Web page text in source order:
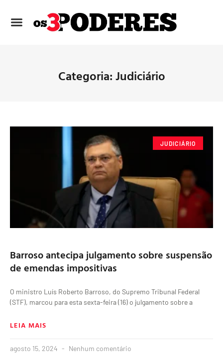
Categoria: Judiciário
JUDICIÁRIO
Barroso antecipa julgamento sobre suspensão
de emendas impositivas
O ministro Luís Roberto Barroso, do Supremo Tribunal Federal
(STF), marcou para esta sexta-feira (16) o julgamento sobre a
LEIA MAIS
agosto 15, 2024 Nenhum comentário